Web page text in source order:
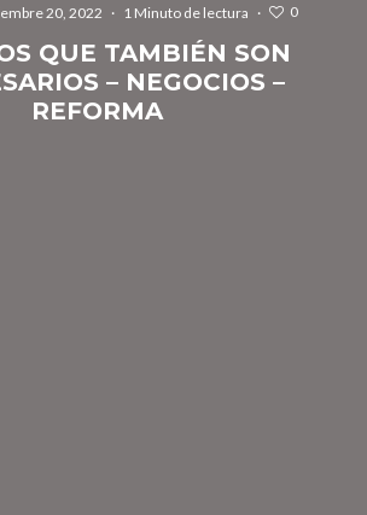
20, 2022 · 1 Minuto de lectura · 0
QUE TAMBIÉN SON
– NEGOCIOS –
REFORMA